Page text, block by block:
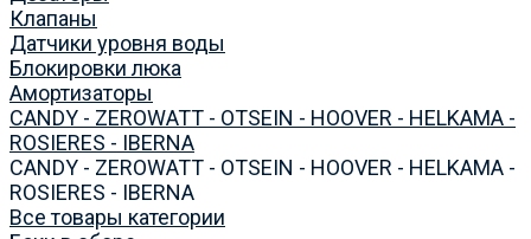
Клапаны
Датчики уровня воды
Блокировки люка
Амортизаторы
CANDY - ZEROWATT - OTSEIN - HOOVER - HELKAMA -
ROSIERES - IBERNA
CANDY - ZEROWATT - OTSEIN - HOOVER - HELKAMA -
ROSIERES - IBERNA
Все товары категории